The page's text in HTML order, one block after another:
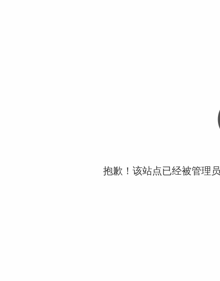
抱歉！该站点已经被管理